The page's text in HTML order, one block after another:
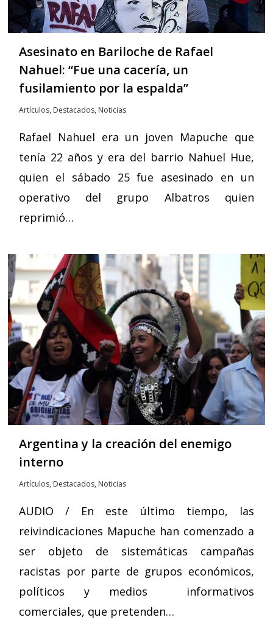
Asesinato en Bariloche de Rafael
Nahuel: “Fue una cacería, un
fusilamiento por la espalda”
Artículos, Destacados, Noticias
Rafael Nahuel era un joven Mapuche que
tenía 22 años y era del barrio Nahuel Hue,
quien el sábado 25 fue asesinado en un
operativo del grupo Albatros quien
reprimió…
Argentina y la creación del enemigo
interno
Artículos, Destacados, Noticias
AUDIO / En este último tiempo, las
reivindicaciones Mapuche han comenzado a
ser objeto de sistemáticas campañas
racistas por parte de grupos económicos,
políticos y medios informativos
comerciales, que pretenden…